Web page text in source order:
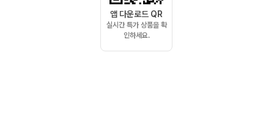
앱 다운로드 QR
실시간 특가 상품을 확
인하세요.